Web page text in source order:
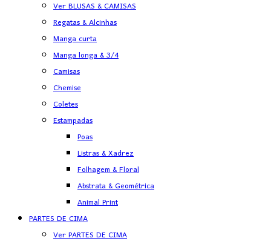
Ver BLUSAS & CAMISAS
Regatas & Alcinhas
Manga curta
Manga longa & 3/4
Camisas
Chemise
Coletes
Estampadas
Poas
Listras & Xadrez
Folhagem & Floral
Abstrata & Geométrica
Animal Print
PARTES DE CIMA
Ver PARTES DE CIMA